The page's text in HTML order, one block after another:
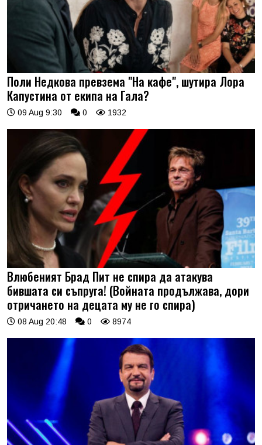
Поли Недкова превзема "На кафе", шутира Лора
Капустина от екипа на Гала?
09 Aug 9:30 0 1932
Влюбеният Брад Пит не спира да атакува
бившата си съпруга! (Войната продължава, дори
отричането на децата му не го спира)
08 Aug 20:48 0 8974